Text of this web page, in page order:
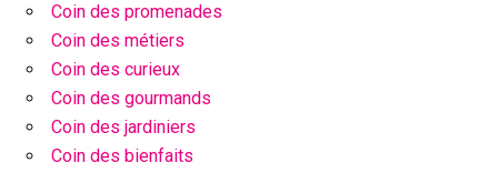
Coin des promenades
Coin des métiers
Coin des curieux
Coin des gourmands
Coin des jardiniers
Coin des bienfaits